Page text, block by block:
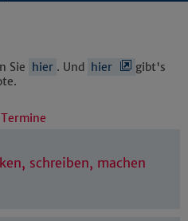
Sie hier . Und hier
gibt's
schreiben, machen